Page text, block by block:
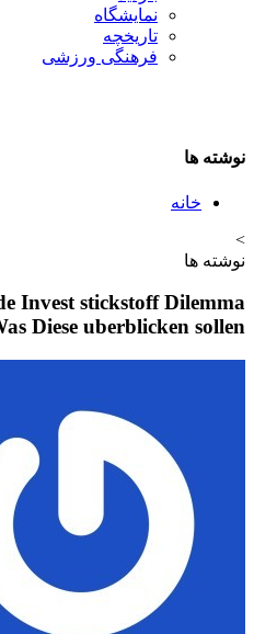
نمایشگاه
تاريخچه
فرهنگی ورزشی
نوشته ها
خانه
>
نوشته ها
Invest stickstoff Dilemma
Diese uberblicken sollen